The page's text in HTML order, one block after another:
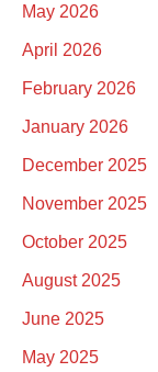
May 2026
April 2026
February 2026
January 2026
December 2025
November 2025
October 2025
August 2025
June 2025
May 2025